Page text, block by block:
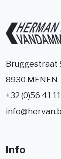
Bruggestraat
8930 MENEN
+32 (0)56 41 11
Info